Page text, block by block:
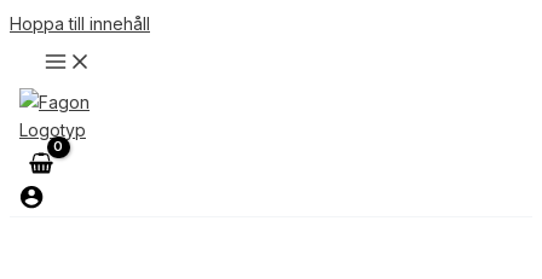
Hoppa till innehåll